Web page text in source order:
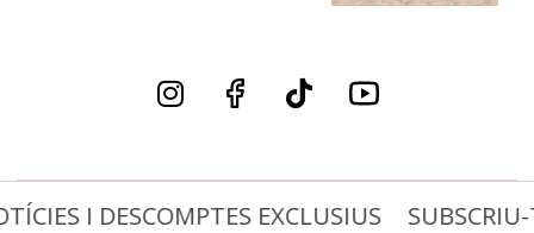
I DESCOMPTES EXCLUSIUS SUBSCRIU-TE!